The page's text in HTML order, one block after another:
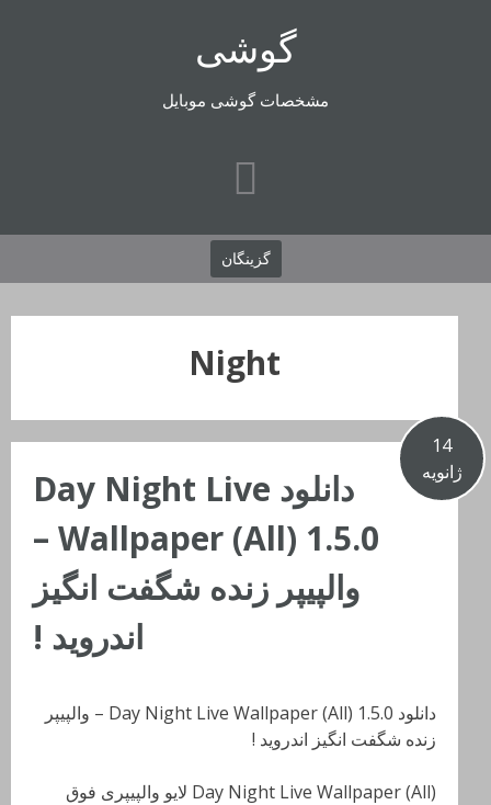
گوشی
مشخصات گوشی موبایل
گزینگان
Night
14
ژانویه
دانلود Day Night Live
Wallpaper (All) 1.5.0 –
والپیپر زنده شگفت انگیز
اندروید !
دانلود Day Night Live Wallpaper (All) 1.5.0 – والپیپر
زنده شگفت انگیز اندروید !
Day Night Live Wallpaper (All) لایو والپیپری فوق